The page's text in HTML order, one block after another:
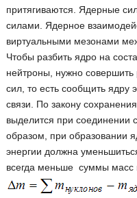
притягиваются. Ядерные
силами. Ядерное
виртуальными мезонами
Чтобы разбить ядро на
нейтроны, нужно
сил, то есть сообщить ядру
связи. По закону
выделится при соединении
образом, при образовании
энергии должна
всегда меньше суммы масс